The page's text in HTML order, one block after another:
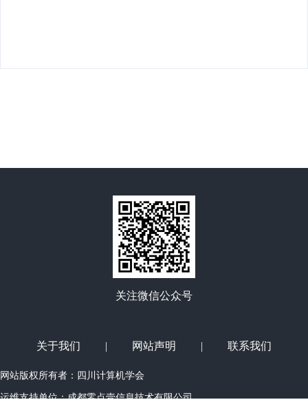
关于我们 | 网站声明 | 联系我们
网站版权所有者：四川计算机学会
运维支持单位：成都零点壹信息技术有限公司
关注微信公众号